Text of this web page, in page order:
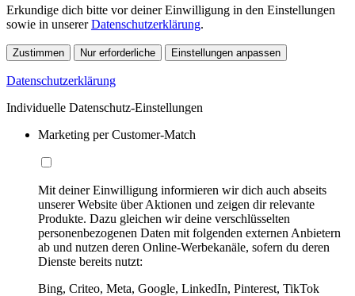
Erkundige dich bitte vor deiner Einwilligung in den Einstellungen
sowie in unsererDatenschutzerklärung.
Zustimmen Nur erforderliche Einstellungen anpassen
Datenschutzerklärung
Individuelle Datenschutz-Einstellungen
Marketing per Customer-Match
Mit deiner Einwilligung informieren wir dich auch abseits
unserer Website über Aktionen und zeigen dir relevante
Produkte. Dazu gleichen wir deine verschlüsselten
personenbezogenen Daten mit folgenden externen Anbietern
ab und nutzen deren Online-Werbekanäle, sofern du deren
Dienste bereits nutzt:
Bing, Criteo, Meta, Google, LinkedIn, Pinterest, TikTok